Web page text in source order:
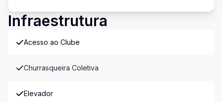
Infraestrutura
Acesso ao Clube
Churrasqueira Coletiva
Elevador